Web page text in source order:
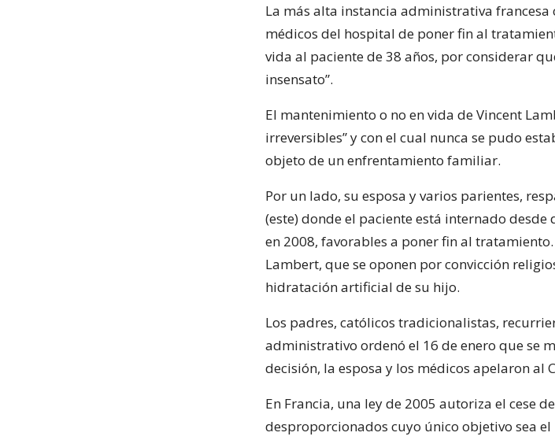
La más alta instancia administrativa francesa
médicos del hospital de poner fin al
vida al paciente de 38 años, por considerar
insensato”.
El mantenimiento o no en vida de Vincent
irreversibles” y con el cual nunca se pudo
objeto de un enfrentamiento familiar.
Por un lado, su esposa y varios parientes,
(este) donde el paciente está internado
en 2008, favorables a poner fin al
Lambert, que se oponen por convicción
hidratación artificial de su hijo.
Los padres, católicos tradicionalistas,
administrativo ordenó el 16 de enero que se
decisión, la esposa y los médicos apelaron al
En Francia, una ley de 2005 autoriza el cese
desproporcionados cuyo único objetivo sea